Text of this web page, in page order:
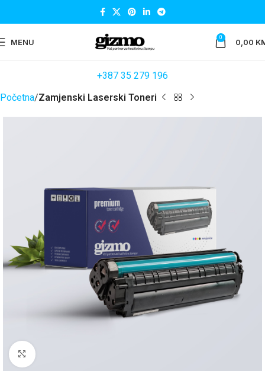
MENU 0 0,00
+387 35 279 196
Početna Zamjenski Laserski Toneri
Click to enlarge